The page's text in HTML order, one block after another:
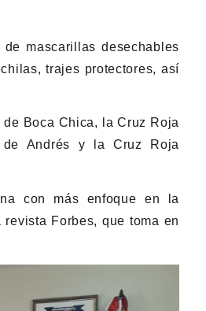
mascarillas desechables
trajes protectores, así
Boca Chica, la Cruz Roja
de Andrés y la Cruz Roja
con más enfoque en la
Forbes, que toma en